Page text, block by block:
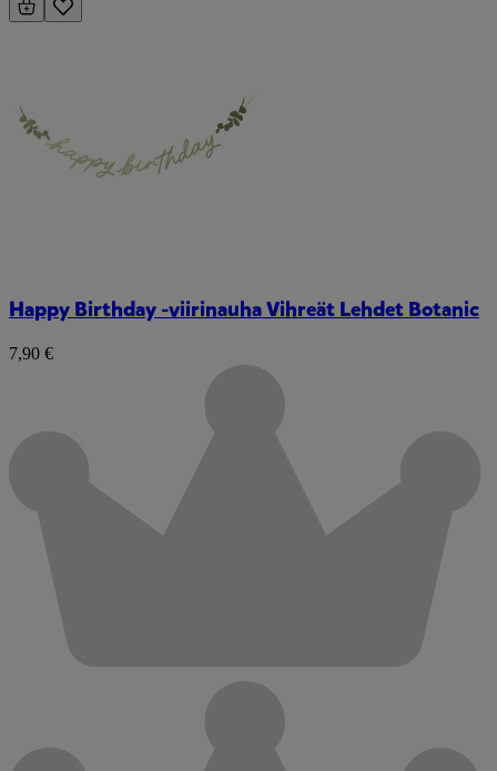
Happy Birthday -viirinauha Vihreät Lehdet Botanic
7,90 €